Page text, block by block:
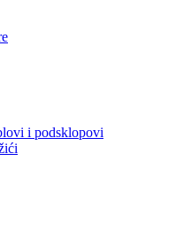
i podsklopovi